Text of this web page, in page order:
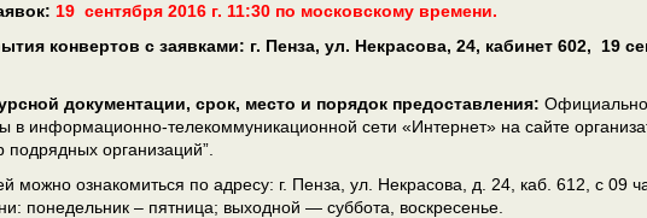
19 сентября 2016 г. 11:30 по московскому времени.
конвертов с заявками: г. Пенза, ул. Некрасова, 24, кабинет 602, 19
документации, срок, место и порядок предоставления:
в информационно-телекоммуникационной сети «Интернет» на сайте
организаций”.
можно ознакомиться по адресу: г. Пенза, ул. Некрасова, д. 24, каб. 612, с 09
понедельник – пятница; выходной — суббота, воскресенье.